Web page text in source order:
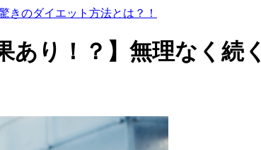
きのダイエット方法とは？！
あり！？】無理なく続